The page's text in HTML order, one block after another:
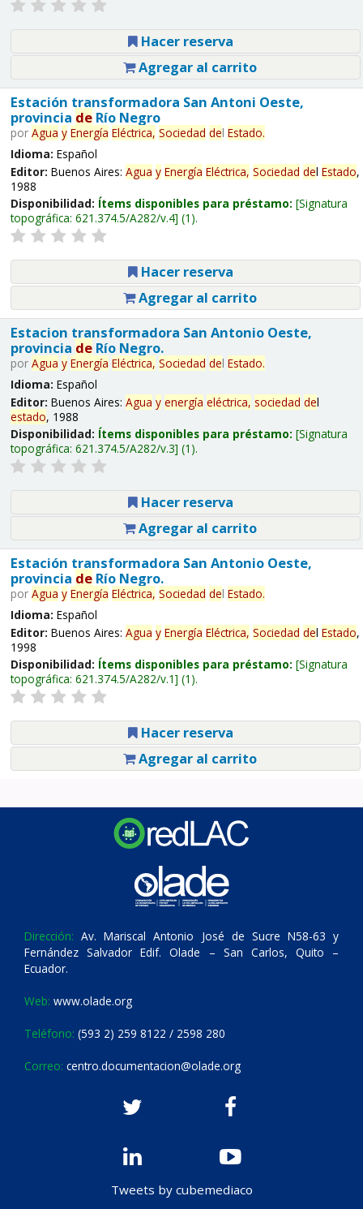
Hacer reserva
Agregar al carrito
Estación transformadora San Antoni Oeste,
provincia deRío Negro
por Agua y Energía Eléctrica, Sociedad del Estado.
Idioma: Español
Editor: Buenos Aires: Agua y Energía Eléctrica, Sociedad del Estado,
1988
Disponibilidad: Ítems disponibles para préstamo: Signatura
topográfica: 621.374.5/A282/v.4 (1).
Hacer reserva
Agregar al carrito
Estacion transformadora San Antonio Oeste,
provincia deRío Negro.
por Agua y Energía Eléctrica, Sociedad del Estado.
Idioma: Español
Editor: Buenos Aires: Agua y energía eléctrica, sociedad del
estado, 1988
Disponibilidad: Ítems disponibles para préstamo: Signatura
topográfica: 621.374.5/A282/v.3 (1).
Hacer reserva
Agregar al carrito
Estación transformadora San Antonio Oeste,
provincia deRío Negro.
por Agua y Energía Eléctrica, Sociedad del Estado.
Idioma: Español
Editor: Buenos Aires: Agua y Energía Eléctrica, Sociedad del Estado,
1998
Disponibilidad: Ítems disponibles para préstamo: Signatura
topográfica: 621.374.5/A282/v.1 (1).
Hacer reserva
Agregar al carrito
Dirección: Av. Mariscal Antonio José de Sucre N58-63 y
Fernández Salvador Edif. Olade – San Carlos, Quito –
Ecuador.
Web: www.olade.org
Teléfono: (593 2) 259 8122 / 2598 280
Correo: centro.documentacion@olade.org
Tweets by cubemediaco